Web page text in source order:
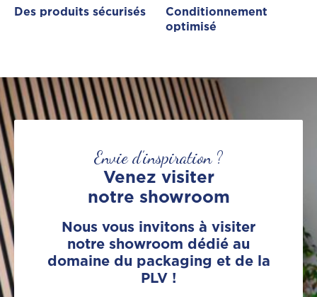
Des produits sécurisés
Conditionnement
optimisé
Envie d’inspiration ?
Venez visiter
notre showroom
Nous vous invitons à visiter
notre showroom dédié au
domaine du packaging et de la
PLV !